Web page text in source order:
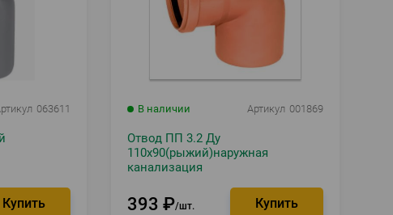
063611 В наличии Артикул 001869
Отвод ПП 3.2 Ду
110х90(рыжий)наружная
канализация
393 ₽ шт.